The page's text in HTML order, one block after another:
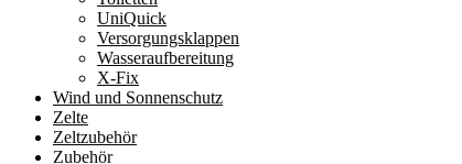
UniQuick
Versorgungsklappen
Wasseraufbereitung
X-Fix
Wind und Sonnenschutz
Zelte
Zeltzubehör
Zubehör